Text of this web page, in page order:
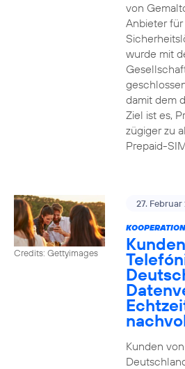
von
Anbieter
wurde mit
damit dem
Ziel ist es,
zügiger zu
Prepaid-
Credits: Gettyimages
27. Februar
Kunden